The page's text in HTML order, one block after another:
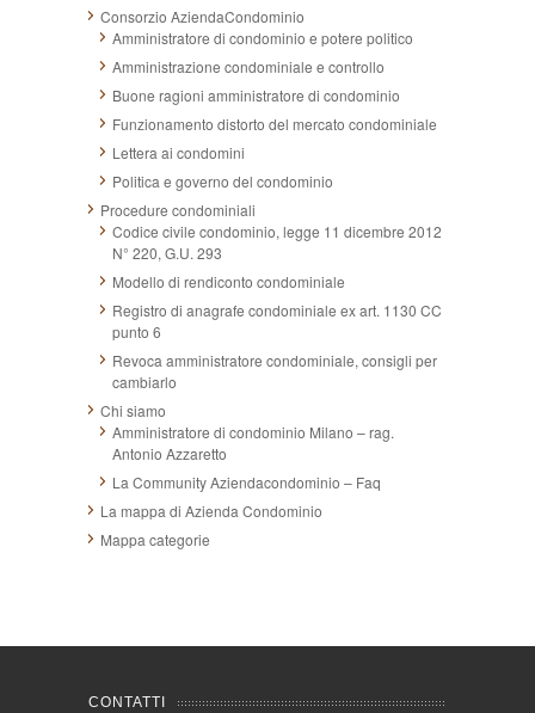
Consorzio AziendaCondominio
Amministratore di condominio e potere politico
Amministrazione condominiale e controllo
Buone ragioni amministratore di condominio
Funzionamento distorto del mercato condominiale
Lettera ai condomini
Politica e governo del condominio
Procedure condominiali
Codice civile condominio, legge 11 dicembre 2012
N° 220, G.U. 293
Modello di rendiconto condominiale
Registro di anagrafe condominiale ex art. 1130 CC
punto 6
Revoca amministratore condominiale, consigli per
cambiarlo
Chi siamo
Amministratore di condominio Milano – rag.
Antonio Azzaretto
La Community Aziendacondominio – Faq
La mappa di Azienda Condominio
Mappa categorie
CONTATTI